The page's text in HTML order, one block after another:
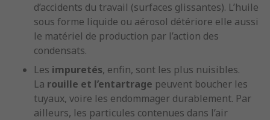
d’accidents du travail (surfaces glissantes). L’huile
sous forme liquide ou aérosol détériore elle aussi
le matériel de production par l’action des
condensats.
Les impuretés, enfin, sont les plus nuisibles.
La rouille et l’entartrage peuvent boucher les
tuyaux, voire les endommager durablement. Par
ailleurs, les particules contenues dans l’air